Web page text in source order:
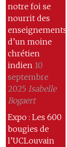
notre foi se
nourrit des
enseignements
d’un moine
chrétien
indien 10
septembre
2025 Isabelle
Bogaert
Expo : Les 600
bougies de
l’UCLouvain